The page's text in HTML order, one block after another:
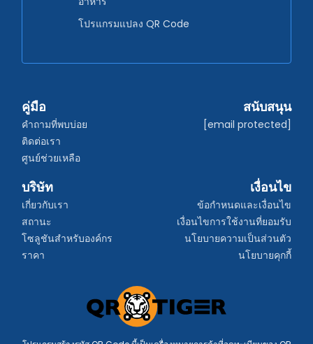
โปรแกรมแปลง QR Code
คู่มือ
คำถามที่พบบ่อย
ติดต่อเรา
ศูนย์ช่วยเหลือ
สนับสนุน
[email protected]
บริษัท
เกี่ยวกับเรา
สถานะ
โซลูชันสำหรับองค์กร
ราคา
เงื่อนไข
ข้อกำหนดและเงื่อนไข
เงื่อนไขการใช้งานที่ยอมรับ
นโยบายความเป็นส่วนตัว
นโยบายคุกกี้